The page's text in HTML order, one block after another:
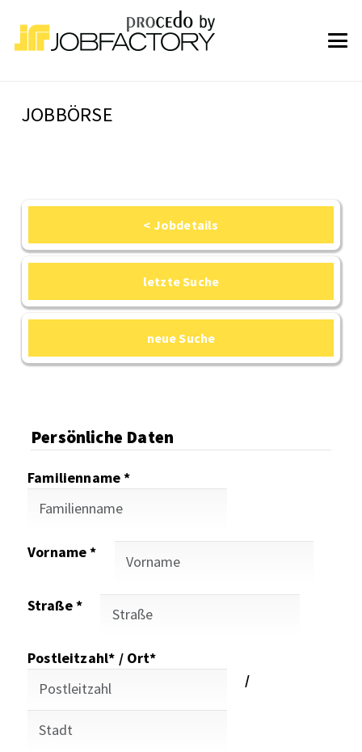
JOBBÖRSE
< Jobdetails
letzte Suche
neue Suche
Persönliche Daten
Familienname *
Vorname *
Straße *
Postleitzahl* / Ort*
/